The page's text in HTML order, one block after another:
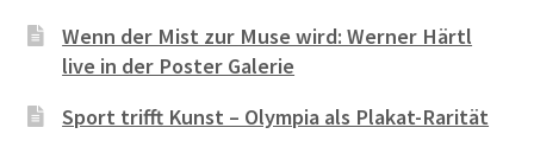
Wenn der Mist zur Muse wird: Werner Härtl
live in der Poster Galerie
Sport trifft Kunst – Olympia als Plakat-Rarität